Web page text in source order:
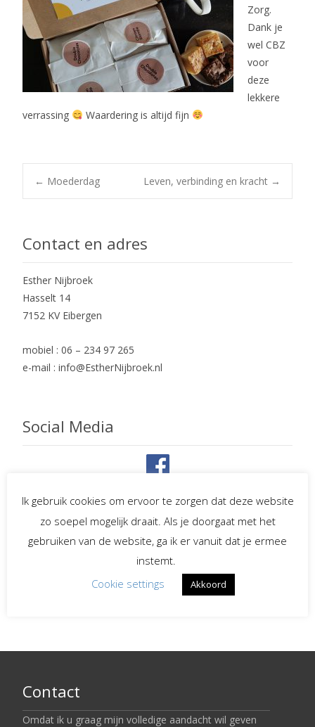
Zorg.
Dank je
wel CBZ
voor
deze
lekkere
verrassing
Waardering is altijd fijn
Post
navigation
← Moederdag Leven, verbinding en kracht →
Contact en adres
Esther Nijbroek
Hasselt 14
7152 KV Eibergen
mobiel : 06 – 234 97 265
e-mail : info@EstherNijbroek.nl
Social Media
Begeleiding bij
verlies en rouw
LinkedIn
Contact
Omdat ik u graag mijn volledige aandacht wil geven
Ik gebruik cookies om ervoor te zorgen dat deze website
zo soepel mogelijk draait. Als je doorgaat met het
gebruiken van de website, ga ik er vanuit dat je ermee
instemt.
Cookie settings
Akkoord